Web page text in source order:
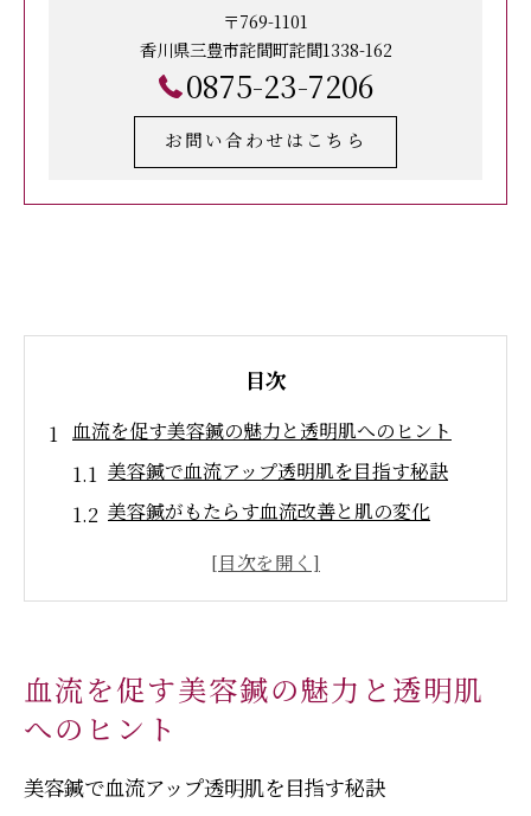
〒769-1101
香川県三豊市詫間町詫間1338-162
0875-23-7206
お問い合わせはこちら
目次
血流を促す美容鍼の魅力と透明肌へのヒント
美容鍼で血流アップ透明肌を目指す秘訣
美容鍼がもたらす血流改善と肌の変化
血流促進と美容鍼で内側から輝く素肌へ
香川県三豊市三野町下高瀬で体感する美容鍼の
効果
地元で実感する美容鍼の血流促進パワー
美容鍼体験で透明感ある肌を目指す理由
血流を促す美容鍼の魅力と透明肌
へのヒント
美容鍼で血流アップ透明肌を目指す秘訣